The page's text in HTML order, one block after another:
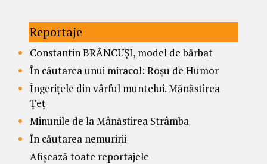
Reportaje
Constantin BRÂNCUȘI, model de bărbat
În căutarea unui miracol: Roșu de Humor
Îngerițele din vârful muntelui. Mănăstirea
Țeț
Minunile de la Mânăstirea Strâmba
În căutarea nemuririi
Afișează toate reportajele